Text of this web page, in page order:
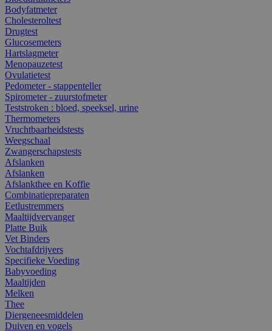
Bodyfatmeter
Cholesteroltest
Drugtest
Glucosemeters
Hartslagmeter
Menopauzetest
Ovulatietest
Pedometer - stappenteller
Spirometer - zuurstofmeter
Teststroken : bloed, speeksel, urine
Thermometers
Vruchtbaarheidstests
Weegschaal
Zwangerschapstests
Afslanken
Afslanken
Afslankthee en Koffie
Combinatiepreparaten
Eetlustremmers
Maaltijdvervanger
Platte Buik
Vet Binders
Vochtafdrijvers
Specifieke Voeding
Babyvoeding
Maaltijden
Melken
Thee
Diergeneesmiddelen
Duiven en vogels